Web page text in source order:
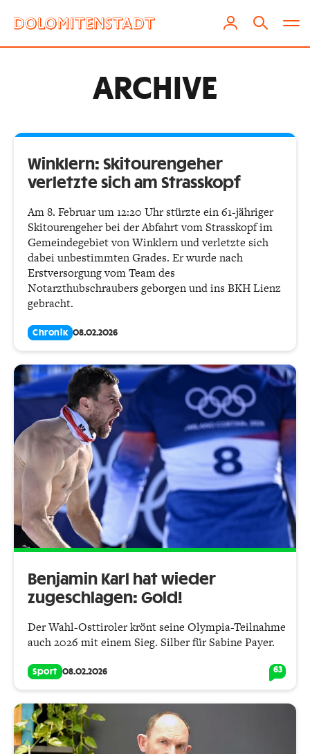
ARCHIVE
Winklern: Skitourengeher
verletzte sich am Strasskopf
Am 8. Februar um 12:20 Uhr stürzte ein 61-jähriger
Skitourengeher bei der Abfahrt vom Strasskopf im
Gemeindegebiet von Winklern und verletzte sich
dabei unbestimmten Grades. Er wurde nach
Erstversorgung vom Team des
Notarzthubschraubers geborgen und ins BKH Lienz
gebracht.
Chronik 08.02.2026
Benjamin Karl hat wieder
zugeschlagen: Gold!
Der Wahl-Osttiroler krönt seine Olympia-Teilnahme
auch 2026 mit einem Sieg. Silber für Sabine Payer.
Sport 08.02.2026 63